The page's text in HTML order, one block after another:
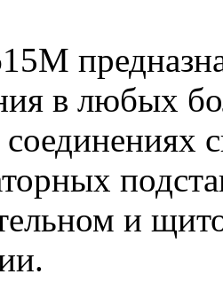
в любых
и